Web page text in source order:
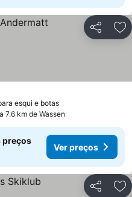
Partilhar
esqui e botas
7.6 km de Wassen
preços
Ver preços
Partilhar